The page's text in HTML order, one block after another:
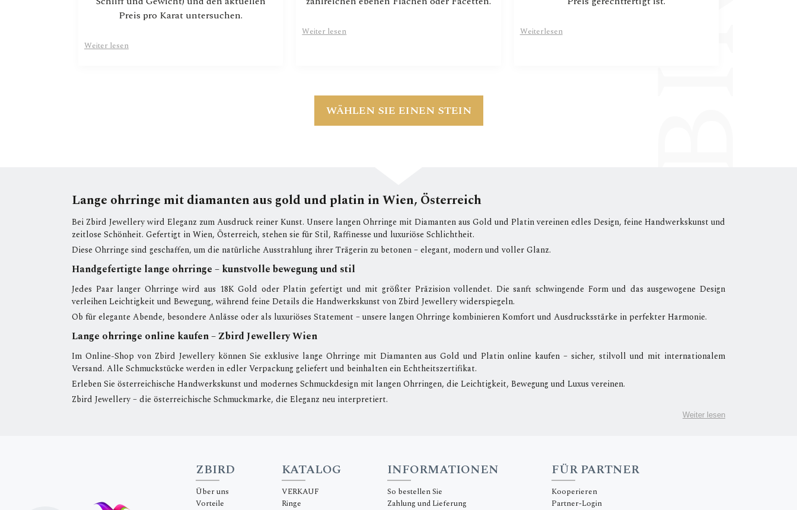
Preis pro Karat untersuchen.
Weiter lesen
Weiter lesen Weiterlesen
WÄHLEN SIE EINEN STEIN
Lange ohrringe mit diamanten aus gold und platin in Wien, Österreich
Bei Zbird Jewellery wird Eleganz zum Ausdruck reiner Kunst. Unsere langen Ohrringe mit Diamanten aus Gold und Platin vereinen edles Design, feine Handwerkskunst und
zeitlose Schönheit. Gefertigt in Wien, Österreich, stehen sie für Stil, Raffinesse und luxuriöse Schlichtheit.
Diese Ohrringe sind geschaffen, um die natürliche Ausstrahlung ihrer Trägerin zu betonen – elegant, modern und voller Glanz.
Handgefertigte lange ohrringe – kunstvolle bewegung und stil
Jedes Paar langer Ohrringe wird aus 18K Gold oder Platin gefertigt und mit größter Präzision vollendet. Die sanft schwingende Form und das ausgewogene Design
verleihen Leichtigkeit und Bewegung, während feine Details die Handwerkskunst von Zbird Jewellery widerspiegeln.
Ob für elegante Abende, besondere Anlässe oder als luxuriöses Statement – unsere langen Ohrringe kombinieren Komfort und Ausdrucksstärke in perfekter Harmonie.
Lange ohrringe online kaufen – Zbird Jewellery Wien
Im Online-Shop von Zbird Jewellery können Sie exklusive lange Ohrringe mit Diamanten aus Gold und Platin online kaufen – sicher, stilvoll und mit internationalem
Versand. Alle Schmuckstücke werden in edler Verpackung geliefert und beinhalten ein Echtheitszertifikat.
Erleben Sie österreichische Handwerkskunst und modernes Schmuckdesign mit langen Ohrringen, die Leichtigkeit, Bewegung und Luxus vereinen.
Zbird Jewellery – die österreichische Schmuckmarke, die Eleganz neu interpretiert.
Weiter lesen
ZBIRD
Über uns
Vorteile
KATALOG
VERKAUF
Ringe
INFORMATIONEN
So bestellen Sie
Zahlung und Lieferung
FÜR PARTNER
Kooperieren
Partner-Login